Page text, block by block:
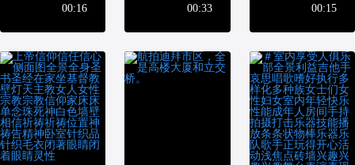
00:16 00:33 00:15